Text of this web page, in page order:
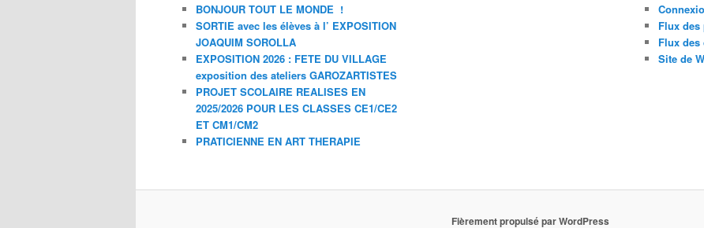
BONJOUR TOUT LE MONDE !
SORTIE avec les élèves à l’ EXPOSITION
JOAQUIM SOROLLA
EXPOSITION 2026 : FETE DU VILLAGE
exposition des ateliers GAROZARTISTES
PROJET SCOLAIRE REALISES EN
2025/2026 POUR LES CLASSES CE1/CE2
ET CM1/CM2
PRATICIENNE EN ART THERAPIE
Flux
Flux des
Site de
Fièrement propulsé par WordPress